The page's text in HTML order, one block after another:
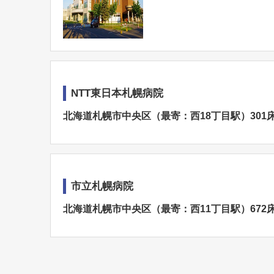
NTT東日本札幌病院
北海道札幌市中央区（最寄：西18丁目駅）301
市立札幌病院
北海道札幌市中央区（最寄：西11丁目駅）672